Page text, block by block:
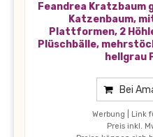
Feandrea Kratzbaum
Katzenbaum,
Plattformen, 2
Plüschbälle,
hellgrau
Bei
Werbung | Link
Preis inkl.